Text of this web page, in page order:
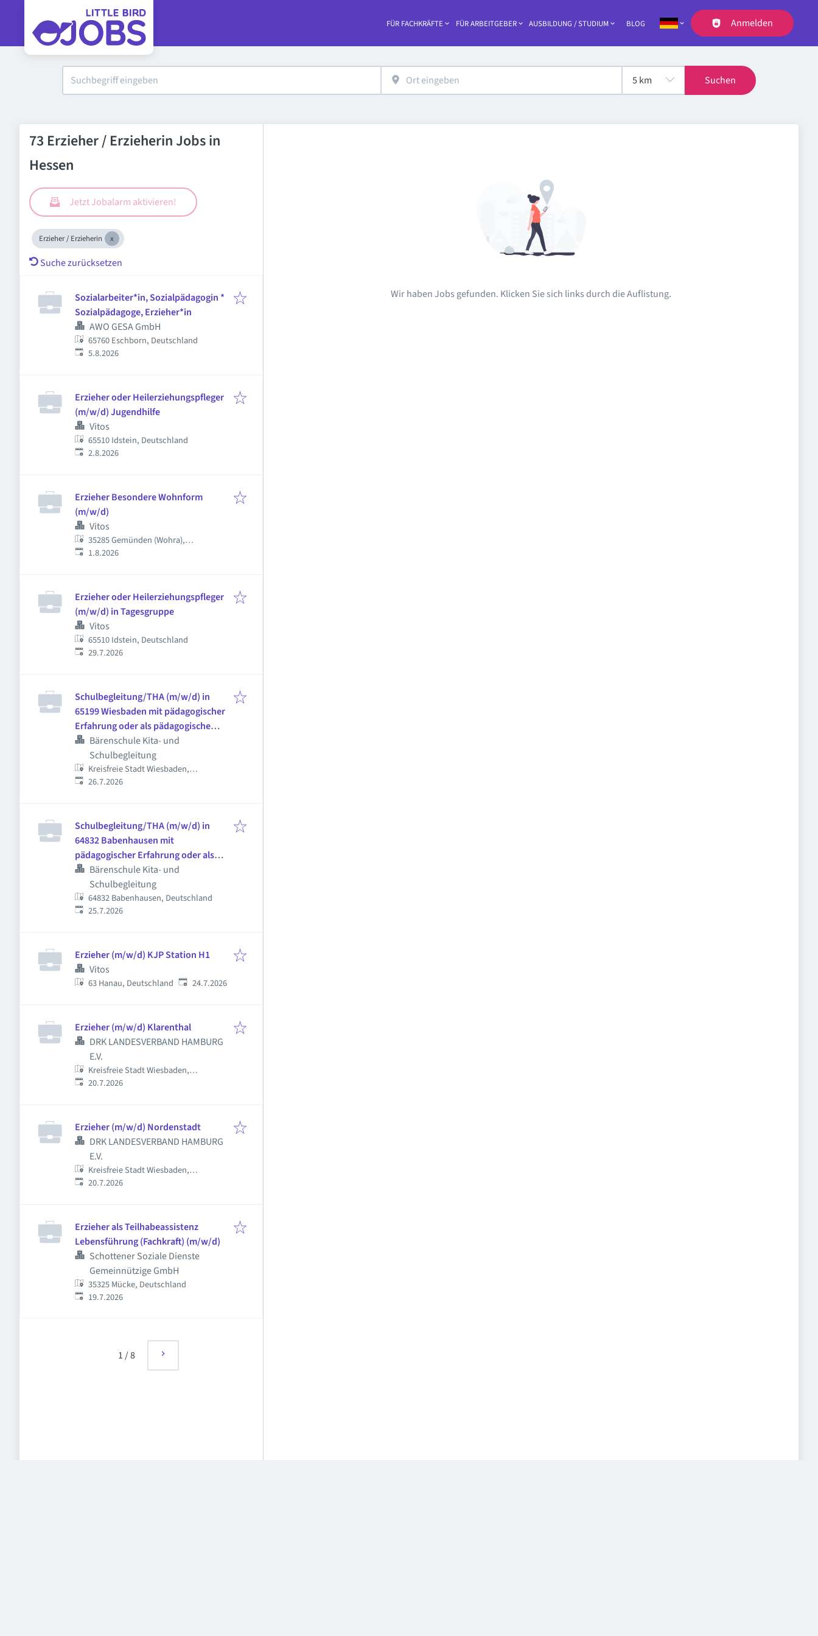
Haupt-Navigation
FÜR FACHKRÄFTE FÜR ARBEITGEBER AUSBILDUNG / STUDIUM BLOG Anmelden
Suchen
73 Erzieher / Erzieherin Jobs in
Hessen
Jetzt Jobalarm aktivieren!
Erzieher / Erzieherin
Suche zurücksetzen
Sozialarbeiter*in, Sozialpädagogin *
Sozialpädagoge, Erzieher*in
AWO GESA GmbH
65760 Eschborn, Deutschland
Veröffentlicht
5.8.2026
Erzieher oder Heilerziehungspfleger
(m/w/d) Jugendhilfe
Vitos
65510 Idstein, Deutschland
Veröffentlicht
2.8.2026
Erzieher Besondere Wohnform
(m/w/d)
Vitos
35285 Gemünden (Wohra),
Deutschland
Veröffentlicht
1.8.2026
Erzieher oder Heilerziehungspfleger
(m/w/d) in Tagesgruppe
Vitos
65510 Idstein, Deutschland
Veröffentlicht
29.7.2026
Schulbegleitung/THA (m/w/d) in
65199 Wiesbaden mit pädagogischer
Erfahrung oder als pädagogische
Fachkraft - 35 Stunden/Woche
Bärenschule Kita- und
Schulbegleitung
Kreisfreie Stadt Wiesbaden,
Wiesbaden, Deutschland
Veröffentlicht
26.7.2026
Schulbegleitung/THA (m/w/d) in
64832 Babenhausen mit
pädagogischer Erfahrung oder als
pädagogische Fachkraft - 32,5
Stunden/Woche
Bärenschule Kita- und
Schulbegleitung
64832 Babenhausen, Deutschland
Veröffentlicht
25.7.2026
Erzieher (m/w/d) KJP Station H1
Vitos
63 Hanau, Deutschland Veröffentlicht
24.7.2026
Erzieher (m/w/d) Klarenthal
DRK LANDESVERBAND HAMBURG
E.V.
Kreisfreie Stadt Wiesbaden,
Wiesbaden, Deutschland
Veröffentlicht
20.7.2026
Erzieher (m/w/d) Nordenstadt
DRK LANDESVERBAND HAMBURG
E.V.
Kreisfreie Stadt Wiesbaden,
Wiesbaden, Deutschland
Veröffentlicht
20.7.2026
Erzieher als Teilhabeassistenz
Lebensführung (Fachkraft) (m/w/d)
Schottener Soziale Dienste
Gemeinnützige GmbH
35325 Mücke, Deutschland
Veröffentlicht
19.7.2026
1/8
Wir haben Jobs gefunden. Klicken Sie sich links durch die Auflistung.